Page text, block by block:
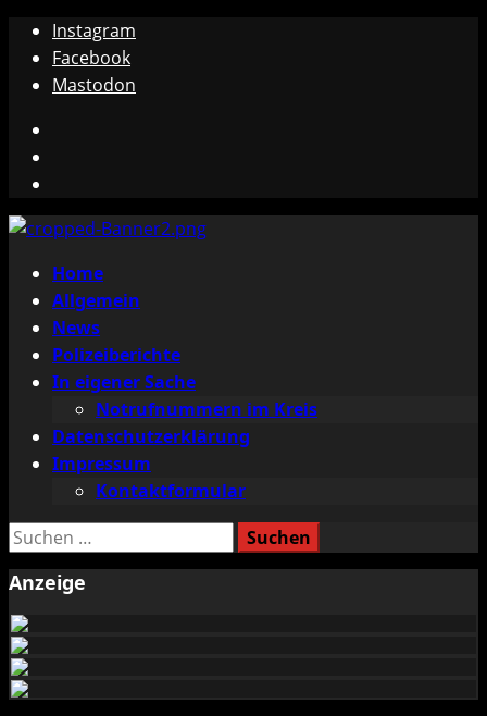
Zum
Inhalt
springen
Instagram
Facebook
Mastodon
Primäres
Menü
Home
Allgemein
News
Polizeiberichte
In eigener Sache
Notrufnummern im Kreis
Datenschutzerklärung
Impressum
Kontaktformular
Suchen
Anzeige